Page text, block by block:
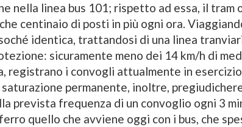
nella linea bus 101; rispetto ad essa, il tram
centinaio di posti in più ogni ora.
identica, trattandosi di una linea
sicuramente meno dei 14 km/h di
registrano i convogli attualmente in
permanente, inoltre,
prevista frequenza di un convoglio ogni 3
quello che avviene oggi con i bus, che